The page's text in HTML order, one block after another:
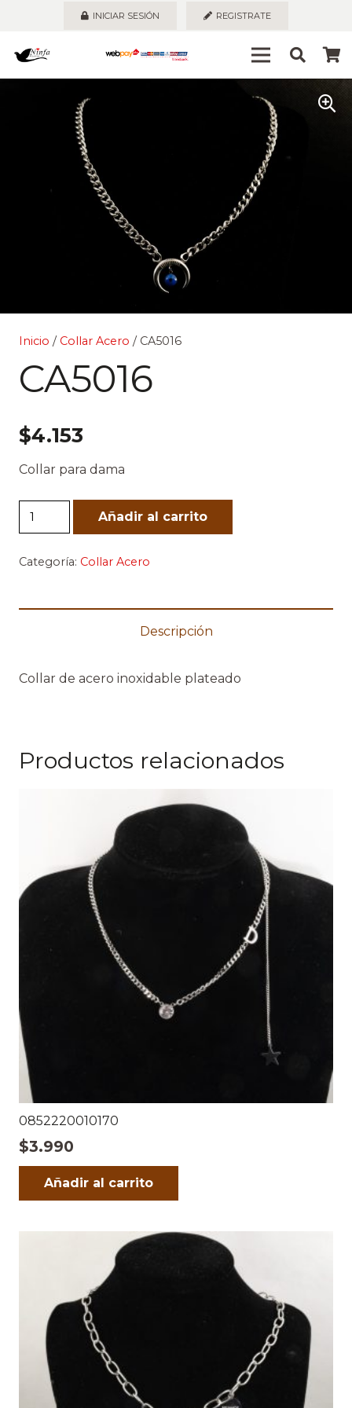
INICIAR SESIÓN REGISTRATE
Inicio / Collar Acero / CA5016
CA5016
$4.153
Collar para dama
CA5016
cantidad
Añadir al carrito
Categoría: Collar Acero
Descripción
Collar de acero inoxidable plateado
Productos relacionados
0852220010170
$3.990
Añadir al carrito